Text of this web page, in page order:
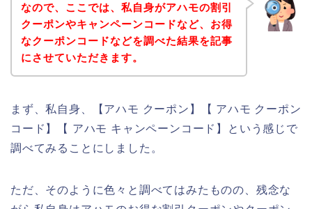
なので、ここでは、私自身がアハモの割引
クーポンやキャンペーンコードなど、お得
なクーポンコードなどを調べた結果を記事
にさせていただきます。
まず、私自身、【アハモ クーポン】【 アハモ クーポン
コード】【 アハモ キャンペーンコード】という感じで
調べてみることにしました。
ただ、そのように色々と調べてはみたものの、残念な